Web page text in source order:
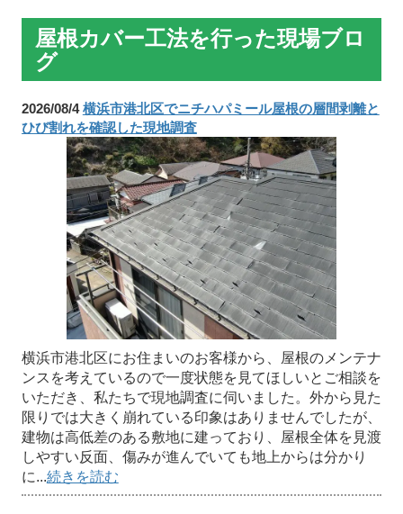
屋根カバー工法を行った現場ブロ
グ
2026/08/4横浜市港北区でニチハパミール屋根の層間剥離と
ひび割れを確認した現地調査
横浜市港北区にお住まいのお客様から、屋根のメンテナ
ンスを考えているので一度状態を見てほしいとご相談を
いただき、私たちで現地調査に伺いました。外から見た
限りでは大きく崩れている印象はありませんでしたが、
建物は高低差のある敷地に建っており、屋根全体を見渡
しやすい反面、傷みが進んでいても地上からは分かり
に...続きを読む